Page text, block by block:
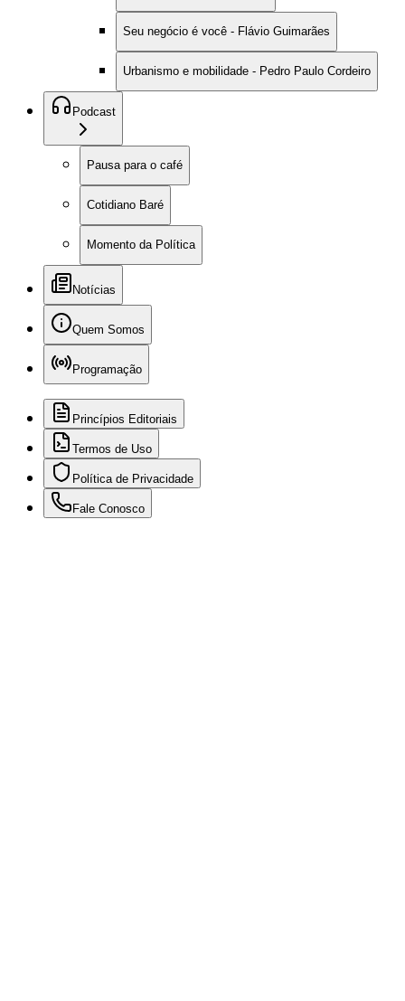
Seu negócio é você - Flávio Guimarães
Urbanismo e mobilidade - Pedro Paulo Cordeiro
Podcast
Pausa para o café
Cotidiano Baré
Momento da Política
Notícias
Quem Somos
Programação
Princípios Editoriais
Termos de Uso
Política de Privacidade
Fale Conosco